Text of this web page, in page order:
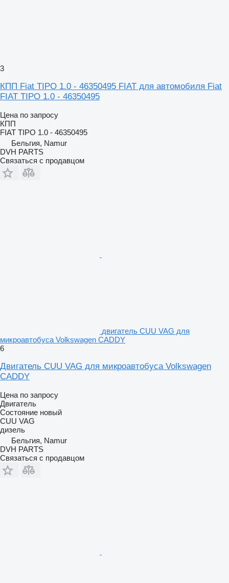
3
КПП Fiat TIPO 1.0 - 46350495 FIAT для автомобиля Fiat
FIAT TIPO 1.0 - 46350495
Цена по запросу
КПП
FIAT TIPO 1.0 - 46350495
Бельгия, Namur
DVH PARTS
Связаться с продавцом
двигатель CUU VAG для
микроавтобуса Volkswagen CADDY
6
Двигатель CUU VAG для микроавтобуса Volkswagen
CADDY
Цена по запросу
Двигатель
Состояние новый
CUU VAG
дизель
Бельгия, Namur
DVH PARTS
Связаться с продавцом